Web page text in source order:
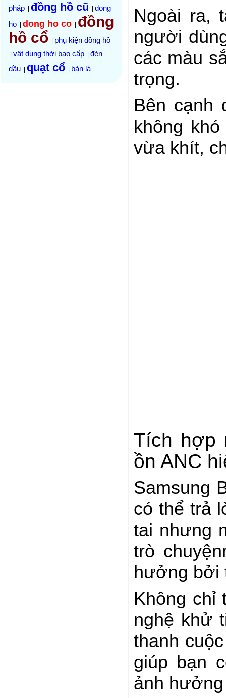
pháp
đồng hồ cũ
dong
ho
dong ho co
đồng
hồ cổ
phụ kiện đồng hồ
vật dụng thời bao cấp
đèn
dầu
quạt cổ bàn là
Ngoài ra,
người
các màu
trọng.
Bên cạnh
không
vừa khít,
Tích hợp
ồn ANC
Samsung
có thể trả
tai nhưng
trò
hưởng bởi
Không chỉ
nghệ khử
thanh
giúp bạn
ảnh